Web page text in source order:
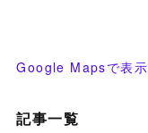
Google Mapsで表示
記事一覧